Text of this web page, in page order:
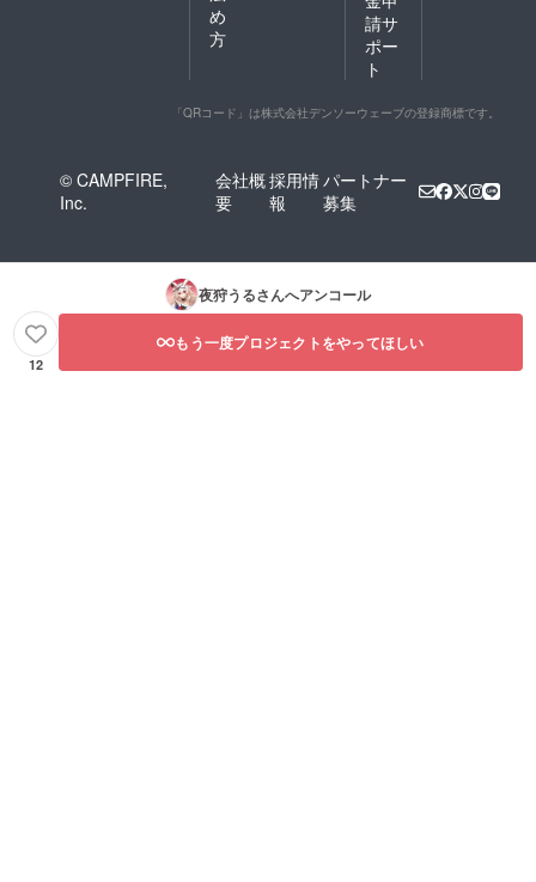
め
方
請サ
ポー
ト
「QRコード」は株式会社デンソーウェーブの登録商標です。
© CAMPFIRE,
Inc.
会社概
要
採用情
報
パートナー
募集
夜狩うるさんへアンコール
12
もう一度プロジェクトをやってほしい